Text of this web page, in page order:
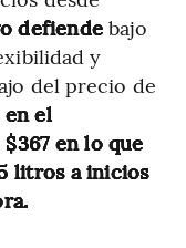
defiende bajo
y
del precio de
en el
en lo que
litros a inicios